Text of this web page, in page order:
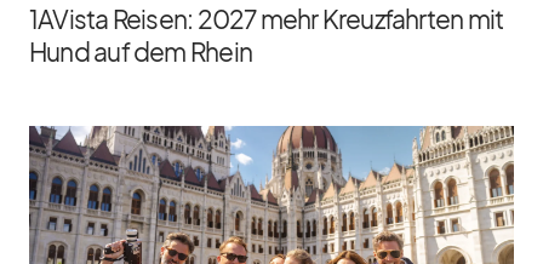
1AVista Reisen: 2027 mehr Kreuzfahrten mit
Hund auf dem Rhein